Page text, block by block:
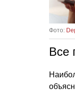
Фото:
Все